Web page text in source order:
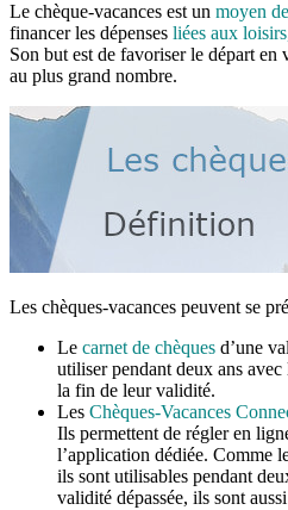
Le chèque-vacances est un moyen
financer les dépenses liées aux
Son but est de favoriser le départ en
au plus grand nombre.
Les chèques-vacances peuvent se
Le carnet de chèques d’une
utiliser pendant deux ans
la fin de leur validité.
Les Chèques-Vacances
Ils permettent de régler en
l’application dédiée. Comme
ils sont utilisables pendant
validité dépassée, ils sont